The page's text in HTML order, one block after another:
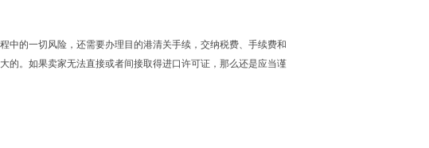
中的一切风险，还需要办理目的港清关手续，交纳税费、手续费和
的。如果卖家无法直接或者间接取得进口许可证，那么还是应当谨